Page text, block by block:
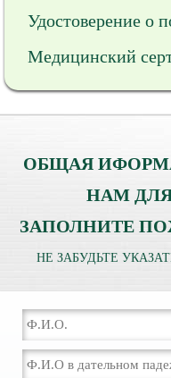
Удостоверение о
Медицинский
ОБЩАЯ
НАМ
ЗАПОЛНИТЕ
НЕ ЗАБУДЬТЕ